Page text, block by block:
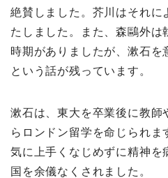
絶賛しました。芥川はそれに
たしました。また、森鷗外は
時期がありましたが、漱石を
という話が残っています。
漱石は、東大を卒業後に教師
らロンドン留学を命じられま
気に上手くなじめずに精神を
国を余儀なくされました。